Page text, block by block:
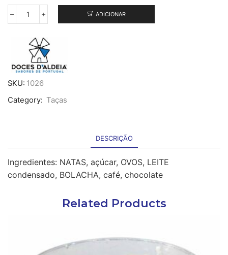
Quantidade
Doce
Maravilha
em
taça
de
95g
ADICIONAR
SKU: 1026
Category: Taças
DESCRIÇÃO
Ingredientes: NATAS, açúcar, OVOS, LEITE
condensado, BOLACHA, café, chocolate
Related Products